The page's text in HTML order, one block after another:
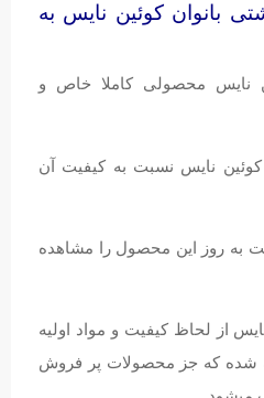
بانوان کوئین نایس به
نایس محصولی کاملا خاص و
نایس نسبت به کیفیت آن
به روز این محصول را مشاهده
از لحاظ کیفیت و مواد اولیه
مرغوب و درجه 1 تهیه شده که جز محصولات پر فروش